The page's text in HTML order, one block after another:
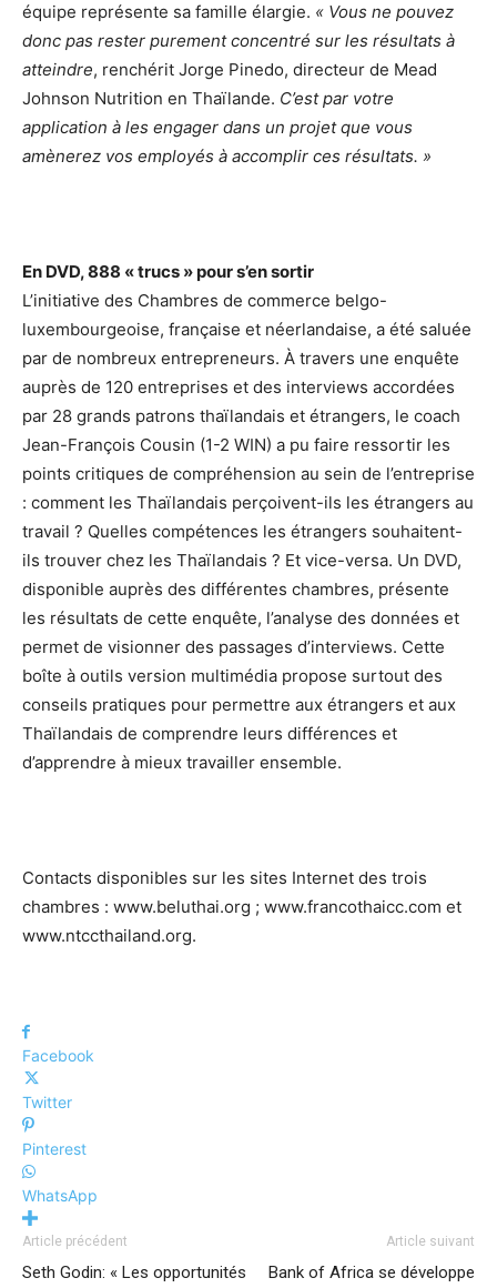
équipe représente sa famille élargie. « Vous ne pouvez
donc pas rester purement concentré sur les résultats à
atteindre, renchérit Jorge Pinedo, directeur de Mead
Johnson Nutrition en Thaïlande. C’est par votre
application à les engager dans un projet que vous
amènerez vos employés à accomplir ces résultats. »
En DVD, 888 « trucs » pour s’en sortir
L’initiative des Chambres de commerce belgo-
luxembourgeoise, française et néerlandaise, a été saluée
par de nombreux entrepreneurs. À travers une enquête
auprès de 120 entreprises et des interviews accordées
par 28 grands patrons thaïlandais et étrangers, le coach
Jean-François Cousin (1-2 WIN) a pu faire ressortir les
points critiques de compréhension au sein de l’entreprise
: comment les Thaïlandais perçoivent-ils les étrangers au
travail ? Quelles compétences les étrangers souhaitent-
ils trouver chez les Thaïlandais ? Et vice-versa. Un DVD,
disponible auprès des différentes chambres, présente
les résultats de cette enquête, l’analyse des données et
permet de visionner des passages d’interviews. Cette
boîte à outils version multimédia propose surtout des
conseils pratiques pour permettre aux étrangers et aux
Thaïlandais de comprendre leurs différences et
d’apprendre à mieux travailler ensemble.
Contacts disponibles sur les sites Internet des trois
chambres : www.beluthai.org ; www.francothaicc.com et
www.ntccthailand.org.
Facebook
Twitter
Pinterest
WhatsApp
Article précédent
Seth Godin: « Les opportunités
Article suivant
Bank of Africa se développe